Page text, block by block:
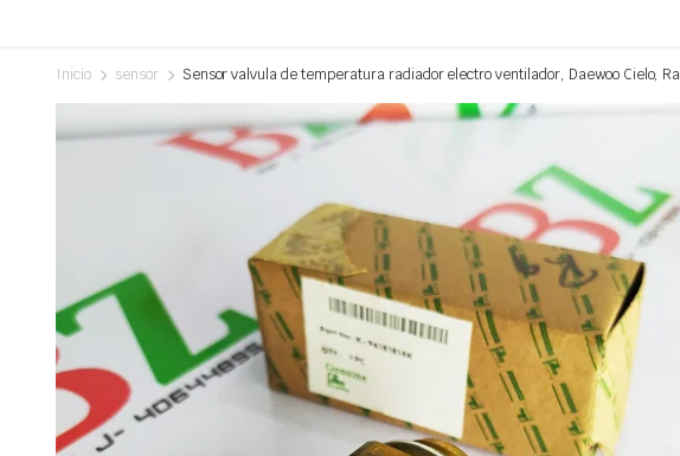
Inicio sensor Sensor valvula de temperatura radiador electro ventilador, Daewoo Cielo,